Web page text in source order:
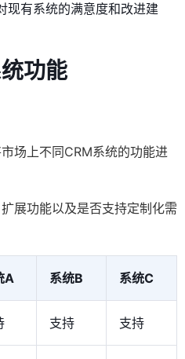
现有系统的满意度和改进建
功能
场上不同CRM系统的功能进
展功能以及是否支持定制化需
A 系统B 系统C
支持 支持